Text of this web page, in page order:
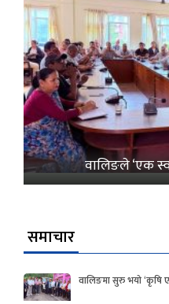
वालिङले ‘एक
समाचार
वालिङमा सुरु भयो ‘कृषि